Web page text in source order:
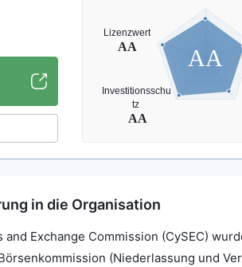
AA
in die Organisation
and Exchange Commission (CySEC)
(Niederlassung und